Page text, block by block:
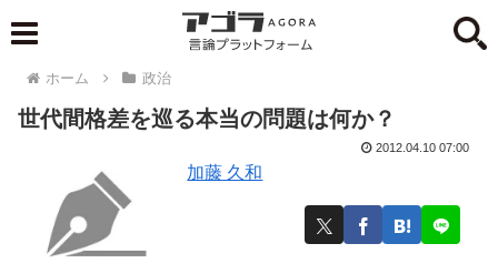
ホーム 政治
世代間格差を巡る本当の問題は何か？
加藤 久和
2012.04.10 07:00